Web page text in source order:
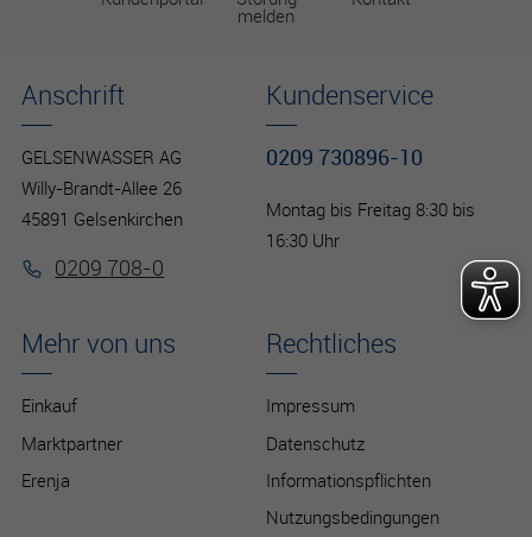
melden
Mehr von uns
Einkauf
Marktpartner
Erenja
Rechtliches
Impressum
Datenschutz
Informationspflichten
Nutzungsbedingungen
Kundenservice
0209 730896-10
Montag bis Freitag 8:30 bis
16:30 Uhr
Anschrift
GELSENWASSER AG
Willy-Brandt-Allee 26
45891 Gelsenkirchen
0209 708-0